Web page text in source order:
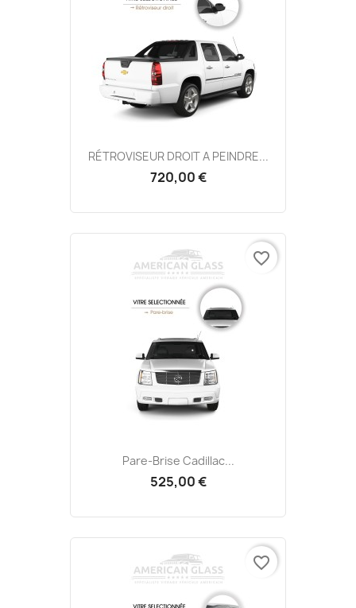
RÉTROVISEUR DROIT A PEINDRE...
720,00 €
Pare-Brise Cadillac...
525,00 €
favorite_border
favorite_border